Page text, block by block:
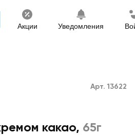
Акции Уведомления
Арт. 13622
какао, 65г